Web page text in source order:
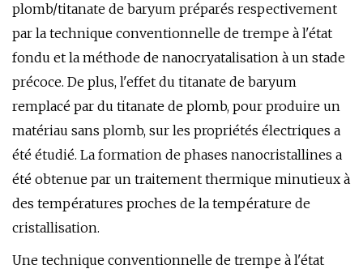
plomb/titanate de baryum préparés respectivement
par la technique conventionnelle de trempe à l'état
fondu et la méthode de nanocryatalisation à un stade
précoce. De plus, l'effet du titanate de baryum
remplacé par du titanate de plomb, pour produire un
matériau sans plomb, sur les propriétés électriques a
été étudié. La formation de phases nanocristallines a
été obtenue par un traitement thermique minutieux à
des températures proches de la température de
cristallisation.
Une technique conventionnelle de trempe à l'état